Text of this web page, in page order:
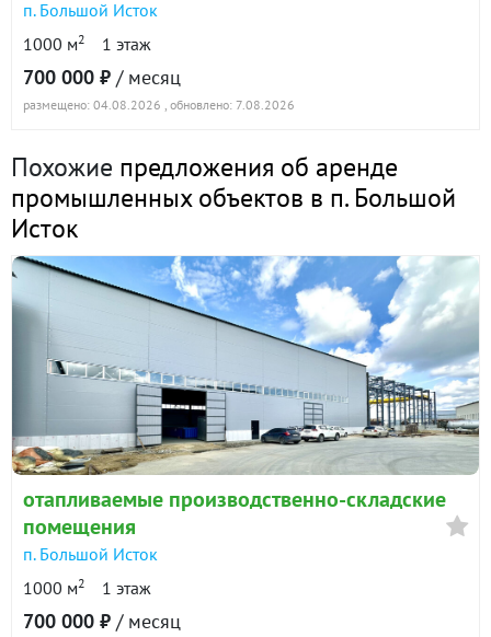
п. Большой Исток, ул. Ленина, 171 (городской
округ Сысертский) · 1440 м²
15 января 2026
в аренде
1 008 000
Показать всю историю: 5 предложений →
п. Большой Исток
1000 м2 1 этаж
700 000 ₽ / месяц
размещено: 04.08.2026 , обновлено: 7.08.2026
Похожие предложения об аренде
промышленных объектов в п. Большой
Исток
отапливаемые производственно-складские
помещения
п. Большой Исток
1000 м2 1 этаж
700 000 ₽ / месяц